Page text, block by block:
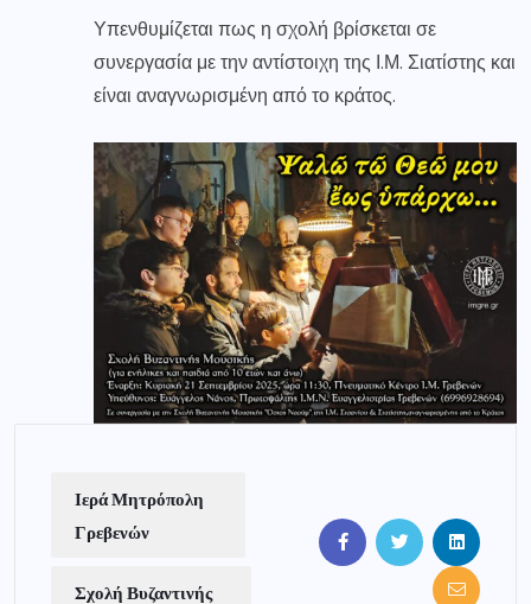
Υπενθυμίζεται πως η σχολή βρίσκεται σε
συνεργασία με την αντίστοιχη της Ι.Μ. Σιατίστης και
είναι αναγνωρισμένη από το κράτος.
Ιερά Μητρόπολη
Γρεβενών
Σχολή Βυζαντινής